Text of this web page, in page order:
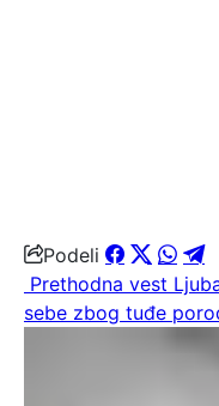
Podeli
Prethodna vest
sebe zbog tuđe